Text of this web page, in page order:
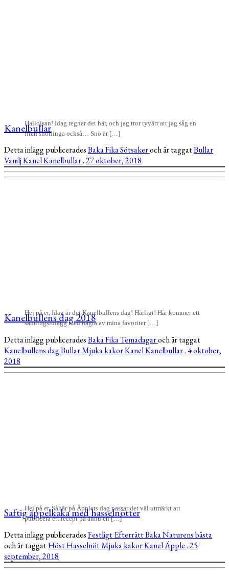
Hallojsan! Idag regnar det här, och jag tror tyvärr att jag såg en
liten snöflinga också… Snö är […]
Kanelbullar
Detta inlägg publiceradesBakaFikaSötsakeroch är taggatBullar
VaniljKanelKanelbullar.27 oktober, 2018
Hej på er, Idag är det Kanelbullens dag! Härligt! Här kommer ett
samlingsinlägg med några av mina favoriter […]
Kanelbullens dag 2018
Detta inlägg publiceradesBakaFikaTemadagaroch är taggat
Kanelbullens dagBullarMjuka kakorKanelKanelbullar.4 oktober,
2018
Hej på er, Såhär på Äpplets dag passar det väl utmärkt att
publicera ett recept på ännu en […]
Saftig äppelkaka med hasselnötter
Detta inlägg publiceradesFestligtEfterrättBakaNaturens bästa
och är taggatHöstHasselnötMjuka kakorKanelÄpple.25
september, 2018